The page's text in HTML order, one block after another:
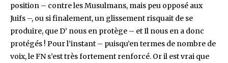
position – contre les Musulmans, mais peu opposé aux
Juifs –, ou si finalement, un glissement risquait de se
produire, que D’ nous en protège – et Il nous en a donc
protégés ! Pour l’instant – puisqu’en termes de nombre de
voix, le FN s’est très fortement renforcé. Or il est vrai que